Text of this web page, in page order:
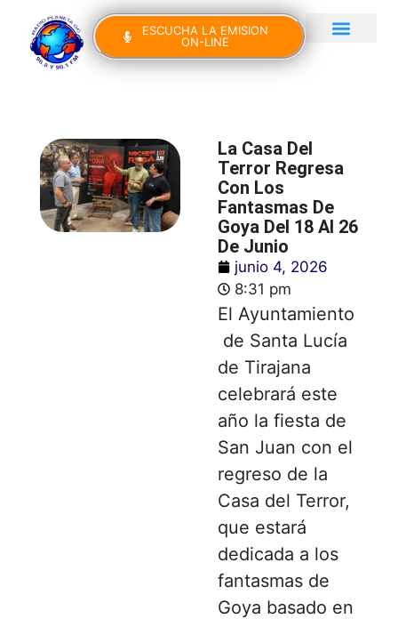
ESCUCHA LA EMISION
ON-LINE
La Casa Del
Terror Regresa
Con Los
Fantasmas De
Goya Del 18 Al 26
De Junio
junio 4, 2026
8:31 pm
El Ayuntamiento
de Santa Lucía
de Tirajana
celebrará este
año la fiesta de
San Juan con el
regreso de la
Casa del Terror,
que estará
dedicada a los
fantasmas de
Goya basado en